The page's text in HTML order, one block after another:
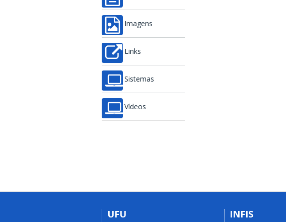
Imagens
Links
Sistemas
Vídeos
UFU INFIS